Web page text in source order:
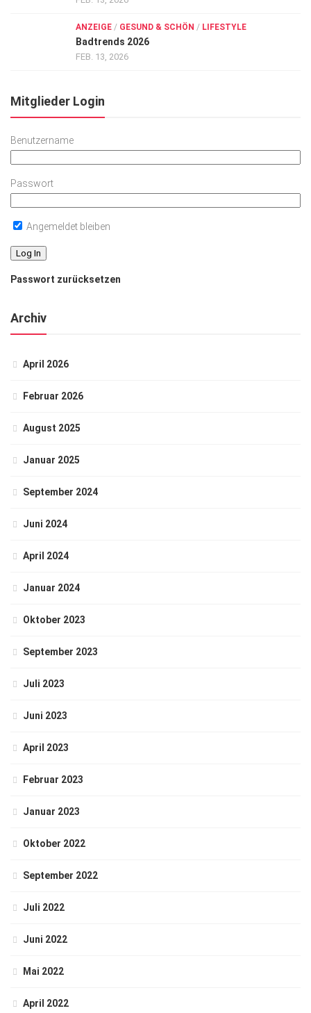
ANZEIGE / GESUND & SCHÖN / LIFESTYLE
Badtrends 2026
FEB. 13, 2026
Mitglieder Login
Benutzername
Passwort
Angemeldet bleiben
Passwort zurücksetzen
Archiv
April 2026
Februar 2026
August 2025
Januar 2025
September 2024
Juni 2024
April 2024
Januar 2024
Oktober 2023
September 2023
Juli 2023
Juni 2023
April 2023
Februar 2023
Januar 2023
Oktober 2022
September 2022
Juli 2022
Juni 2022
Mai 2022
April 2022